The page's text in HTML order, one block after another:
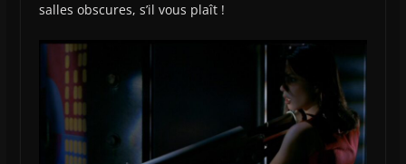
salles obscures, s’il vous plaît !